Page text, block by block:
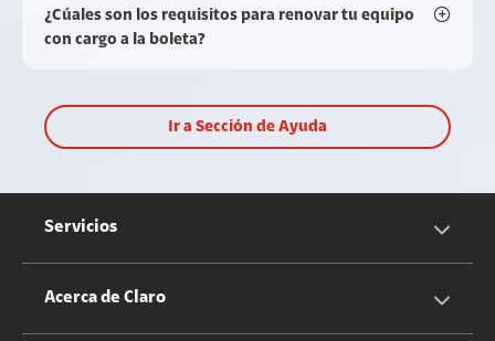
¿Cúales son los requisitos para renovar tu equipo
con cargo a la boleta?
Ir a Sección de Ayuda
Servicios
Servicios Móviles
Acerca de Claro